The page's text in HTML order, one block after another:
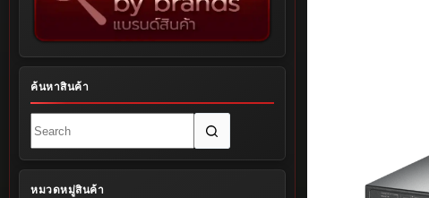
ค้นหาสินค้า
results
หมวดหมู่สินค้า